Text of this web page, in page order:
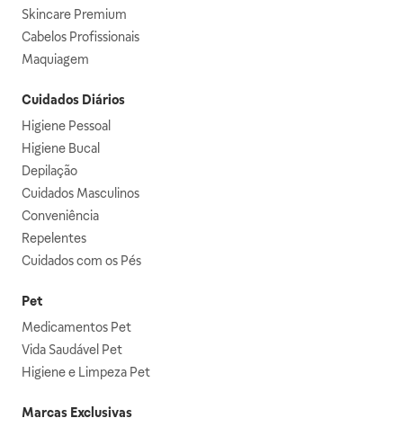
Skincare Premium
Cabelos Profissionais
Maquiagem
Cuidados Diários
Higiene Pessoal
Higiene Bucal
Depilação
Cuidados Masculinos
Conveniência
Repelentes
Cuidados com os Pés
Pet
Medicamentos Pet
Vida Saudável Pet
Higiene e Limpeza Pet
Marcas Exclusivas